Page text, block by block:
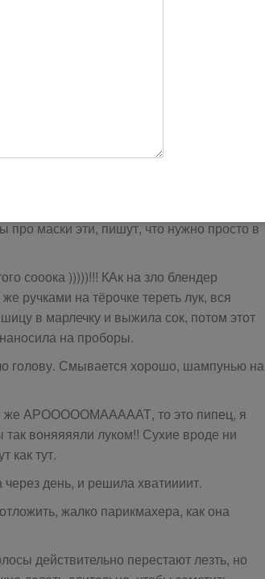
dlya-volos-no-est-bolshoi-minuuuuss
всё вычитывала какие маски есть
маску, о её чудодейственных
быстрее.. Посмотрев фото результатов
лука + один куриный желток + сок
листочки с него, поэтому я решила
про маски эти, пишут, что нужно просто в
сооока )))))!!! КАк на зло блендер
ручками на тёрочке тереть лук, вся
в марлечку и выжила сок, потом этот
на проборы.
голову. Смывается хорошо, шампунью на
же АРОООООМАААААТ, то это пипец, я
воняяяяли луком!! Сухие вроде ни
как тут.
день, и решила хватиииит.
жалко парикмахера, как она
действительно перестают лезть, но